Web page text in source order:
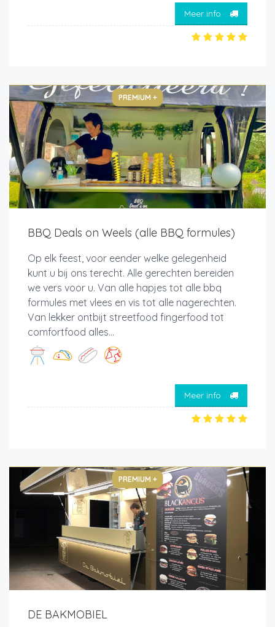
Meer info
PREMIUM +
BBQ Deals on Weels (alle BBQ formules)
Op elk feest, voor eender welke gelegenheid
kunt u bij ons terecht. Alle gerechten bereiden
we vers voor u. Van alle hapjes tot alle bbq
formules met vlees en vis tot alle nagerechten.
Van lekker ontbijt streetfood fingerfood tot
comfortfood alles...
Meer info
PREMIUM +
DE BAKMOBIEL